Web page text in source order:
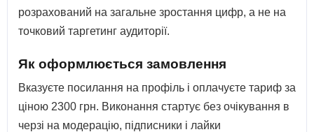
розрахований на загальне зростання цифр, а не на
точковий таргетинг аудиторії.
Як оформлюється замовлення
Вказуєте посилання на профіль і оплачуєте тариф за
ціною 2300 грн. Виконання стартує без очікування в
черзі на модерацію, підписники і лайки